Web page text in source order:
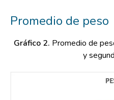
Promedio de peso
Gráfico 2. Promedio de
y